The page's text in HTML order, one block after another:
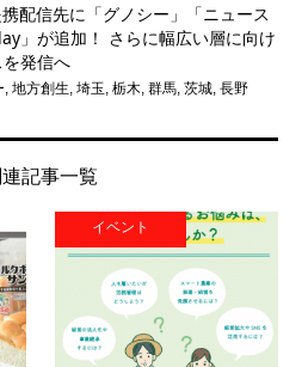
配信先に「グノシー」「ニュース
」が追加！ さらに幅広い層に向け
発信へ
, 地方創生, 埼玉, 栃木, 群馬, 茨城, 長野
記事一覧
イベント